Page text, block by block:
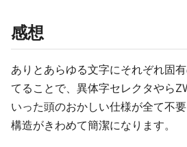
感想
ありとあらゆる文字にそれぞれ固
てることで、異体字セレクタやら
いった頭のおかしい仕様が全て不
構造がきわめて簡潔になります。